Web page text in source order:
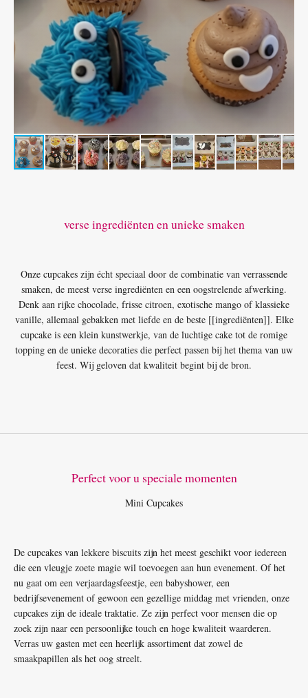
verse ingrediënten en unieke smaken
Onze cupcakes zijn écht speciaal door de combinatie van verrassende
smaken, de meest verse ingrediënten en een oogstrelende afwerking.
Denk aan rijke chocolade, frisse citroen, exotische mango of klassieke
vanille, allemaal gebakken met liefde en de beste [[ingrediënten]]. Elke
cupcake is een klein kunstwerkje, van de luchtige cake tot de romige
topping en de unieke decoraties die perfect passen bij het thema van uw
feest. Wij geloven dat kwaliteit begint bij de bron.
Perfect voor u speciale momenten
Mini Cupcakes
De cupcakes van lekkere biscuits zijn het meest geschikt voor iedereen
die een vleugje zoete magie wil toevoegen aan hun evenement. Of het
nu gaat om een verjaardagsfeestje, een babyshower, een
bedrijfsevenement of gewoon een gezellige middag met vrienden, onze
cupcakes zijn de ideale traktatie. Ze zijn perfect voor mensen die op
zoek zijn naar een persoonlijke touch en hoge kwaliteit waarderen.
Verras uw gasten met een heerlijk assortiment dat zowel de
smaakpapillen als het oog streelt.